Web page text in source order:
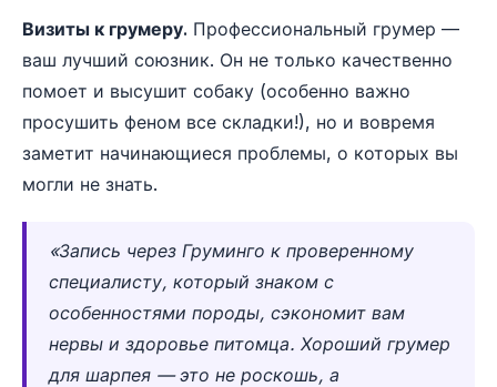
Визиты к грумеру. Профессиональный грумер —
ваш лучший союзник. Он не только качественно
помоет и высушит собаку (особенно важно
просушить феном все складки!), но и вовремя
заметит начинающиеся проблемы, о которых вы
могли не знать.
«Запись через Груминго к проверенному
специалисту, который знаком с
особенностями породы, сэкономит вам
нервы и здоровье питомца. Хороший грумер
для шарпея — это не роскошь, а